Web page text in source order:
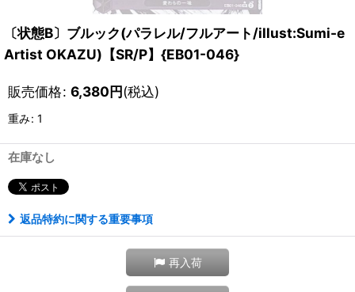
〔状態B〕ブルック(パラレル/フルアート/illust:Sumi-e
Artist OKAZU)【SR/P】{EB01-046}
販売価格: 6,380円(税込)
重み: 1
在庫なし
返品特約に関する重要事項
再入荷